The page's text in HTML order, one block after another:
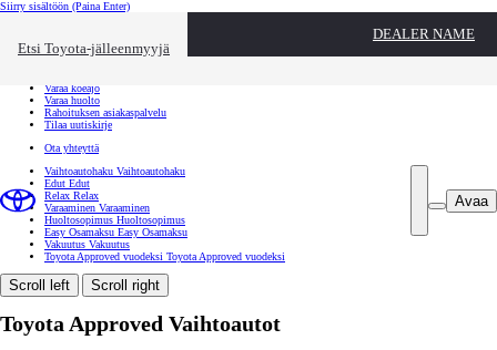
Siirry sisältöön (Paina Enter)
Etsi Toyota-jälleenmyyjä
DEALER NAME
Toyota palvelee Sulje
Varaa koeajo
Varaa huolto
Rahoituksen asiakaspalvelu
Tilaa uutiskirje
Ota yhteyttä
Avaa
Vaihtoautohaku Vaihtoautohaku
Edut Edut
Relax Relax
Varaaminen Varaaminen
Huoltosopimus Huoltosopimus
Easy Osamaksu Easy Osamaksu
Vakuutus Vakuutus
Toyota Approved vuodeksi Toyota Approved vuodeksi
Scroll left Scroll right
Toyota Approved Vaihtoautot